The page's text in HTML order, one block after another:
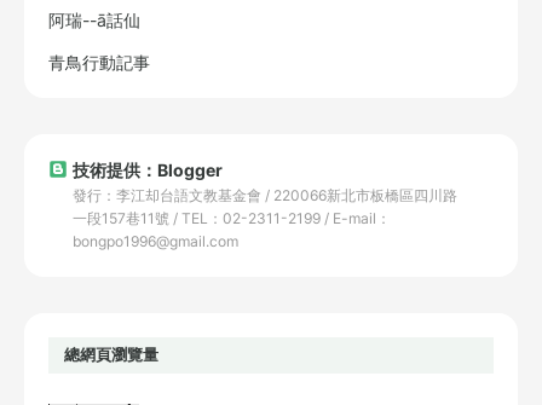
阿瑞--ā話仙
青鳥行動記事
技術提供：Blogger
發行：李江却台語文教基金會 / 220066新北市板橋區四川路
一段157巷11號 / TEL：02-2311-2199 / E-mail：
bongpo1996@gmail.com
總網頁瀏覽量